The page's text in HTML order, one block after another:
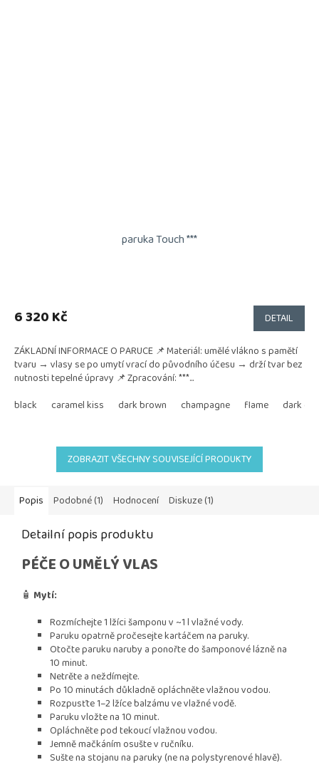
paruka Touch ***
6 320 Kč DETAIL
ZÁKLADNÍ INFORMACE O PARUCE 📌 Materiál: umělé vlákno s pamětí
tvaru → vlasy se po umytí vrací do původního účesu → drží tvar bez
nutnosti tepelné úpravy 📌 Zpracování: ***...
black
caramel kiss dark brown champagne flame dark
ZOBRAZIT VŠECHNY SOUVISEJÍCÍ PRODUKTY
Popis Podobné (1) Hodnocení Diskuze (1)
Detailní popis produktu
PÉČE O UMĚLÝ VLAS
🧴 Mytí:
Rozmíchejte 1 lžíci šamponu v ~1 l vlažné vody.
Paruku opatrně pročesejte kartáčem na paruky.
Otočte paruku naruby a ponořte do šamponové lázně na
10 minut.
Netrěte a neždímejte.
Po 10 minutách důkladně opláchněte vlažnou vodou.
Rozpusťte 1–2 lžíce balzámu ve vlažné vodě.
Paruku vložte na 10 minut.
Opláchněte pod tekoucí vlažnou vodou.
Jemně mačkáním osušte v ručníku.
Sušte na stojanu na paruky (ne na polystyrenové hlavě).